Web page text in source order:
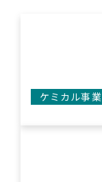
ケミカル事業